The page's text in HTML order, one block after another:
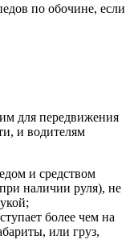
по обочине, если
для передвижения
и водителям
и средством
наличии руля), не
более чем на
или груз,